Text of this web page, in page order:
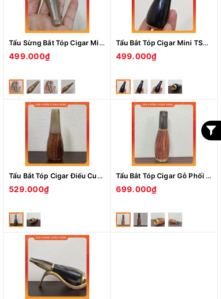
Tẩu Sừng Bắt Tóp Cigar Mini TS07 Ring Size 28-42 Hàng Thủ Công
499.000₫
Tẩu Bắt Tóp Cigar Mini TS06 Chất Liệu Sừng Ring Size 28-42 Hàng Thủ Công
499.000₫
Tẩu Bắt Tóp Cigar Điếu Cuối Gỗ Sừng Mini TGS04 Ring Size 28-42 Hàng Thủ Công
529.000₫
Tẩu Bắt Tóp Cigar Gỗ Phối Sừng TGS03 Ring Size 42-57 Hàng Thủ Công - Quà Tặng Ý Nghĩa Cho Sức Khỏe Nam Giới
699.000₫